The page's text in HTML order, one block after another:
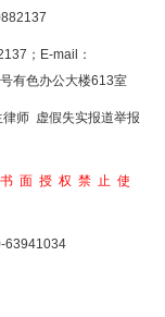
；E-mail：
有色办公大楼613室
师 虚假失实报道举报
面授权禁止使
63941034